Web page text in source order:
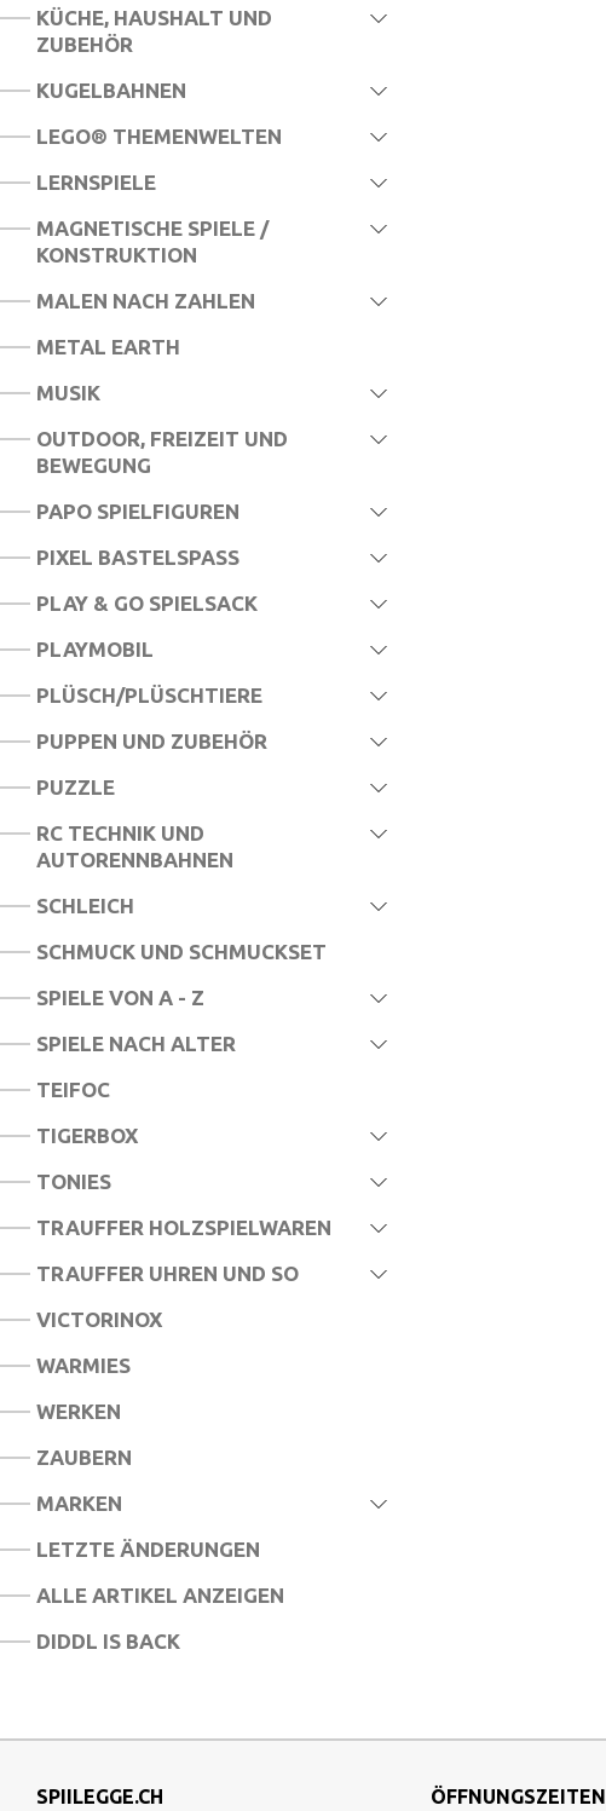
KÜCHE, HAUSHALT UND
ZUBEHÖR
KUGELBAHNEN
LEGO® THEMENWELTEN
LERNSPIELE
MAGNETISCHE SPIELE /
KONSTRUKTION
MALEN NACH ZAHLEN
METAL EARTH
MUSIK
OUTDOOR, FREIZEIT UND
BEWEGUNG
PAPO SPIELFIGUREN
PIXEL BASTELSPASS
PLAY & GO SPIELSACK
PLAYMOBIL
PLÜSCH/PLÜSCHTIERE
PUPPEN UND ZUBEHÖR
PUZZLE
RC TECHNIK UND
AUTORENNBAHNEN
SCHLEICH
SCHMUCK UND SCHMUCKSET
SPIELE VON A - Z
SPIELE NACH ALTER
TEIFOC
TIGERBOX
TONIES
TRAUFFER HOLZSPIELWAREN
TRAUFFER UHREN UND SO
VICTORINOX
WARMIES
WERKEN
ZAUBERN
MARKEN
LETZTE ÄNDERUNGEN
ALLE ARTIKEL ANZEIGEN
DIDDL IS BACK
SPIILEGGE.CH ÖFFNUNGSZEITEN